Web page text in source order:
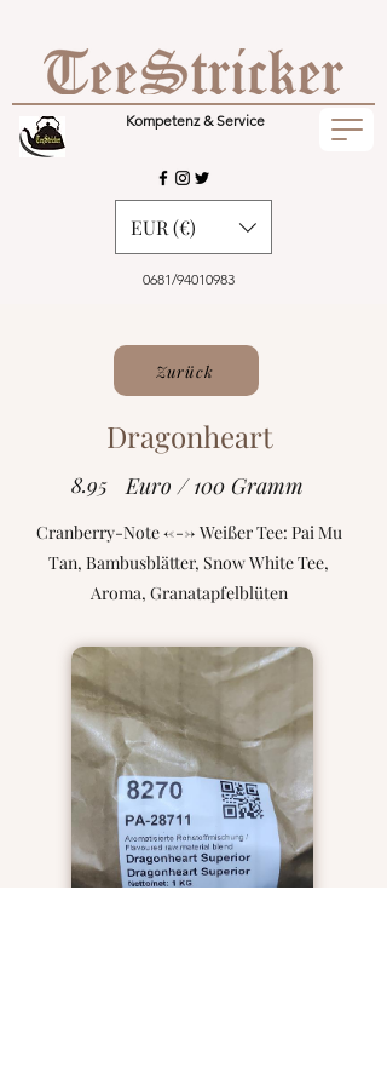
Kompetenz & Service
0681/94010983
EUR (€)
Zurück
Dragonheart
8.95 Euro / 100 Gramm
Cranberry-Note <---> Weißer Tee: Pai Mu
Tan, Bambusblätter, Snow White Tee,
Aroma, Granatapfelblüten